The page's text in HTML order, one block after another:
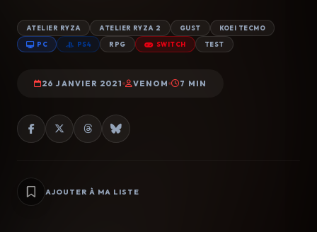
ATELIER RYZA ATELIER RYZA 2 GUST KOEI TECMO
PC PS4 RPG SWITCH TEST
26 JANVIER 2021 VENOM 7 MIN
AJOUTER À MA LISTE